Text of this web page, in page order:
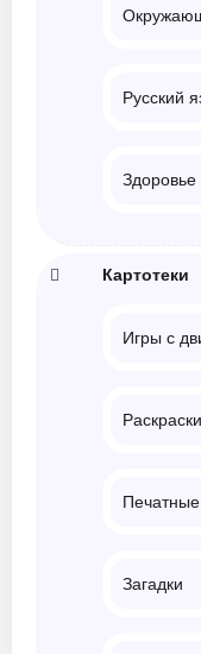
Русский
Здоровье
Картотеки
Игры с
Раскраски
Загадки